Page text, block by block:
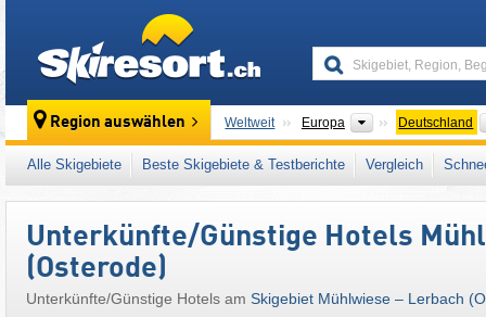
Region auswählen Weltweit Europa Kontinente
Deutschland
Dieses Skigebiet liegt auch in: Osterode am
Alle Skigebiete Beste Skigebiete & Testberichte Vergleich
Unterkünfte/Günstige Hotels
(Osterode)
Unterkünfte/Günstige Hotels am Skigebiet Mühlwiese – Lerbach